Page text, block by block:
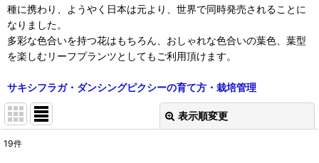
種に携わり、ようやく日本は元より、世界で同時発売されることに
なりました。
多彩な色合いを持つ花はもちろん、おしゃれな色合いの葉色、葉型
を楽しむリーフプランツとしてもご利用頂けます。
サキシフラガ・ダンシングピクシーの育て方・栽培管理
表示順変更
19件